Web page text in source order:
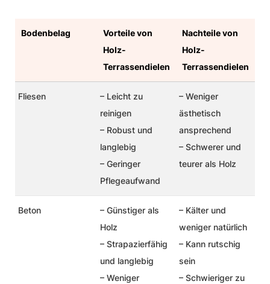
Bodenbelag
Vorteile von
Holz-
Terrassendielen
Nachteile von
Holz-
Terrassendielen
Fliesen – Leicht zu
reinigen
– Robust und
langlebig
– Geringer
Pflegeaufwand
– Weniger
ästhetisch
ansprechend
– Schwerer und
teurer als Holz
Beton
– Günstiger als
Holz
– Strapazierfähig
und langlebig
– Weniger
– Kälter und
weniger natürlich
– Kann rutschig
sein
– Schwieriger zu